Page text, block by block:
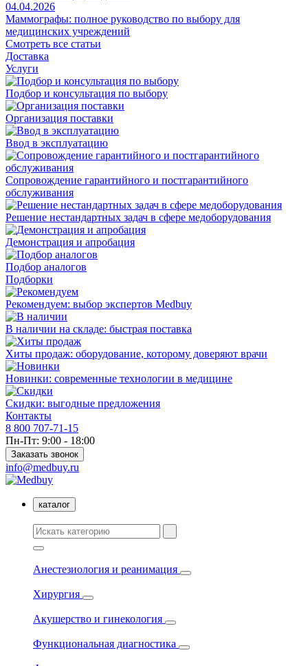
04.04.2026
Маммографы: полное руководство по выбору для
медицинских учреждений
Смотреть все статьи
Доставка
Услуги
Подбор и консультация по выбору
Организация поставки
Ввод в эксплуатацию
Сопровождение гарантийного и постгарантийного
обслуживания
Решение нестандартных задач в сфере медоборудования
Демонстрация и апробация
Подбор аналогов
Подборки
Рекомендуем: выбор экспертов Medbuy
В наличии на складе: быстрая поставка
Хиты продаж: оборудование, которому доверяют врачи
Новинки: современные технологии в медицине
Скидки: выгодные предложения
Контакты
8 800 707-71-15
Пн-Пт: 9:00 - 18:00
Заказать звонок
info@medbuy.ru
каталог
Анестезиология и реанимация
Хирургия
Акушерство и гинекология
Функциональная диагностика